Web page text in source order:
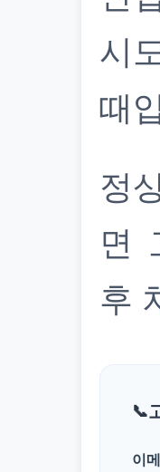
시
때
정
면
후
이